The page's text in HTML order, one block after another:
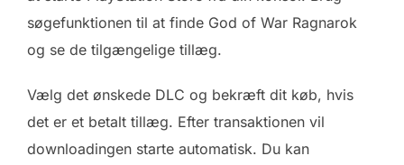
søgefunktionen til at finde God of War Ragnarok
og se de tilgængelige tillæg.
Vælg det ønskede DLC og bekræft dit køb, hvis
det er et betalt tillæg. Efter transaktionen vil
downloadingen starte automatisk. Du kan